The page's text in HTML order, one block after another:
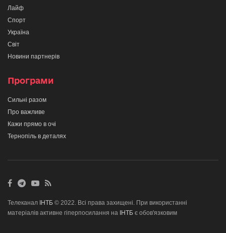
Лайф
Спорт
Україна
Світ
Новини партнерів
Програми
Сильні разом
Про важливе
Кажи прямо в очі
Тернопіль в деталях
Телеканал ІНТБ © 2022. Всі права захищені. При використанні
матеріалів активне гіперпосилання на ІНТБ є обов'язковим